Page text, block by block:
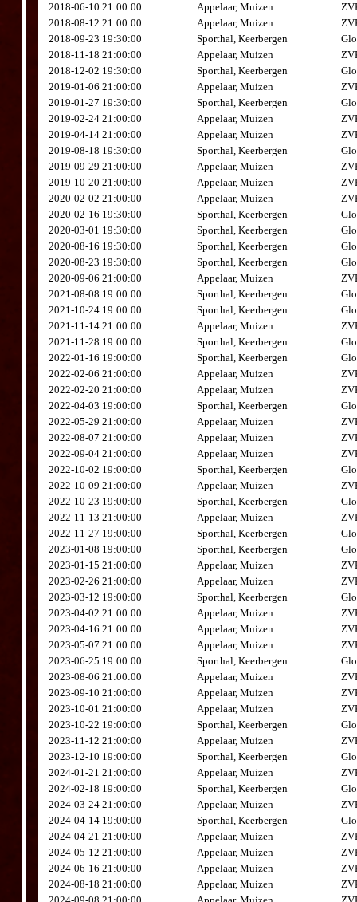
2018-06-10 21:00:00
Appelaar, Muizen
2018-08-12 21:00:00
Appelaar, Muizen
2018-09-23 19:30:00
Sporthal, Keerbergen
2018-11-18 21:00:00
Appelaar, Muizen
2018-12-02 19:30:00
Sporthal, Keerbergen
2019-01-06 21:00:00
Appelaar, Muizen
2019-01-27 19:30:00
Sporthal, Keerbergen
2019-02-24 21:00:00
Appelaar, Muizen
2019-04-14 21:00:00
Appelaar, Muizen
2019-08-18 19:30:00
Sporthal, Keerbergen
2019-09-29 21:00:00
Appelaar, Muizen
2019-10-20 21:00:00
Appelaar, Muizen
2020-02-02 21:00:00
Appelaar, Muizen
2020-02-16 19:30:00
Sporthal, Keerbergen
2020-03-01 19:30:00
Sporthal, Keerbergen
2020-08-16 19:30:00
Sporthal, Keerbergen
2020-08-23 19:30:00
Sporthal, Keerbergen
2020-09-06 21:00:00
Appelaar, Muizen
2021-08-08 19:00:00
Sporthal, Keerbergen
2021-10-24 19:00:00
Sporthal, Keerbergen
2021-11-14 21:00:00
Appelaar, Muizen
2021-11-28 19:00:00
Sporthal, Keerbergen
2022-01-16 19:00:00
Sporthal, Keerbergen
2022-02-06 21:00:00
Appelaar, Muizen
2022-02-20 21:00:00
Appelaar, Muizen
2022-04-03 19:00:00
Sporthal, Keerbergen
2022-05-29 21:00:00
Appelaar, Muizen
2022-08-07 21:00:00
Appelaar, Muizen
2022-09-04 21:00:00
Appelaar, Muizen
2022-10-02 19:00:00
Sporthal, Keerbergen
2022-10-09 21:00:00
Appelaar, Muizen
2022-10-23 19:00:00
Sporthal, Keerbergen
2022-11-13 21:00:00
Appelaar, Muizen
2022-11-27 19:00:00
Sporthal, Keerbergen
2023-01-08 19:00:00
Sporthal, Keerbergen
2023-01-15 21:00:00
Appelaar, Muizen
2023-02-26 21:00:00
Appelaar, Muizen
2023-03-12 19:00:00
Sporthal, Keerbergen
2023-04-02 21:00:00
Appelaar, Muizen
2023-04-16 21:00:00
Appelaar, Muizen
2023-05-07 21:00:00
Appelaar, Muizen
2023-06-25 19:00:00
Sporthal, Keerbergen
2023-08-06 21:00:00
Appelaar, Muizen
2023-09-10 21:00:00
Appelaar, Muizen
2023-10-01 21:00:00
Appelaar, Muizen
2023-10-22 19:00:00
Sporthal, Keerbergen
2023-11-12 21:00:00
Appelaar, Muizen
2023-12-10 19:00:00
Sporthal, Keerbergen
2024-01-21 21:00:00
Appelaar, Muizen
2024-02-18 19:00:00
Sporthal, Keerbergen
2024-03-24 21:00:00
Appelaar, Muizen
2024-04-14 19:00:00
Sporthal, Keerbergen
2024-04-21 21:00:00
Appelaar, Muizen
2024-05-12 21:00:00
Appelaar, Muizen
2024-06-16 21:00:00
Appelaar, Muizen
2024-08-18 21:00:00
Appelaar, Muizen